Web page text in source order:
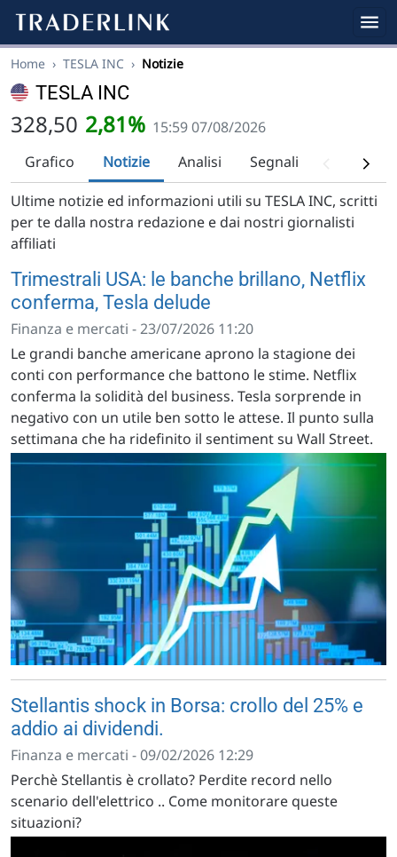
Home › TESLA INC › Notizie
TESLA INC
328,50 2,81% 15:59 07/08/2026
Grafico
Notizie Analisi Segnali
Analisi
Ultime notizie ed informazioni utili su TESLA INC, scritti
per te dalla nostra redazione e dai nostri giornalisti
affiliati
Trimestrali USA: le banche brillano, Netflix
conferma, Tesla delude
Finanza e mercati - 23/07/2026 11:20
Le grandi banche americane aprono la stagione dei
conti con performance che battono le stime. Netflix
conferma la solidità del business. Tesla sorprende in
negativo con un utile ben sotto le attese. Il punto sulla
settimana che ha ridefinito il sentiment su Wall Street.
Stellantis shock in Borsa: crollo del 25% e
addio ai dividendi.
Finanza e mercati - 09/02/2026 12:29
Perchè Stellantis è crollato? Perdite record nello
scenario dell'elettrico .. Come monitorare queste
situazioni?